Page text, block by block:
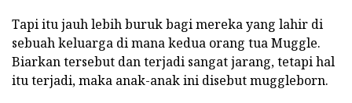
Tapi itu jauh lebih buruk bagi mereka yang lahir di
sebuah keluarga di mana kedua orang tua Muggle.
Biarkan tersebut dan terjadi sangat jarang, tetapi hal
itu terjadi, maka anak-anak ini disebut muggleborn.